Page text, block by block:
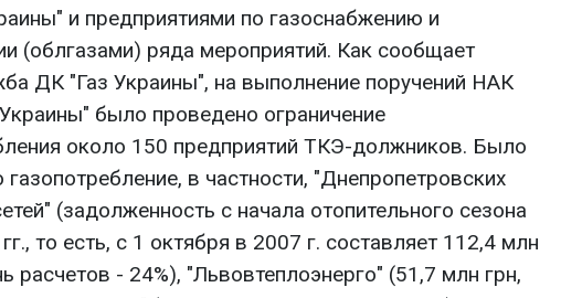
и предприятиями по газоснабжению и
(облгазами) ряда мероприятий. Как сообщает
ДК "Газ Украины", на выполнение поручений НАК
было проведено ограничение
около 150 предприятий ТКЭ-должников. Было
газопотребление, в частности, "Днепропетровских
(задолженность с начала отопительного сезона
то есть, с 1 октября в 2007 г. составляет 112,4 млн
расчетов - 24%), "Львовтеплоэнерго" (51,7 млн грн,